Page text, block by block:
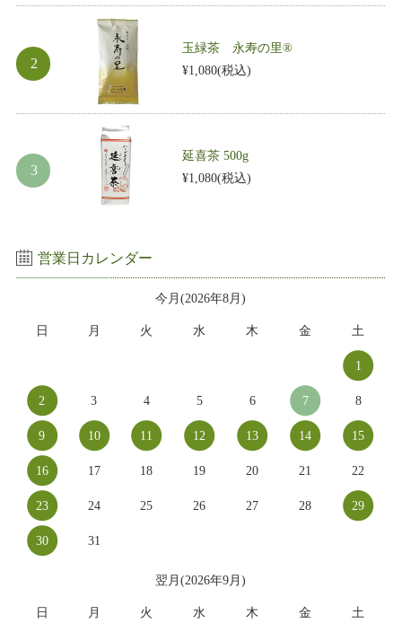
玉緑茶 永寿の里®
¥1,080(税込)
延喜茶 500g
¥1,080(税込)
営業日カレンダー
今月(2026年8月)
日 月 火 水 木 金 土
1
2 3 4 5 6 7 8
9 10 11 12 13 14 15
16 17 18 19 20 21 22
23 24 25 26 27 28 29
30 31
翌月(2026年9月)
日 月 火 水 木 金 土